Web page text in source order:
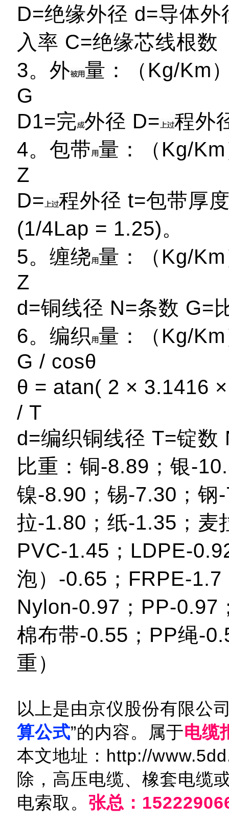
D=绝缘外径 d=导体
入率 C=绝缘芯线根数
3。外
量：（Kg/Km
G
D1=完 外径 D=
程外
4。包带 量：（Kg/
Z
D=
程外径 t=包带厚
(1/4Lap = 1.25)。
5。缠绕 量：（Kg/
Z
d=铜线径 N=条数 G=
6。编织 量：（Kg/
G / cosθ
θ = atan( 2 × 3.1416
/ T
d=编织铜线径 T=锭数
比重：铜-8.89；银-
镍-8.90；锡-7.30；钢
拉-1.80；纸-1.35；麦
PVC-1.45；LDPE-
泡）-0.65；FRPE-
Nylon-0.97；PP-0.97
棉布带-0.55；PP绳-
重）
以上是由京仪股份有限公
算公式”的内容。属于电缆
本文地址：http://
除，高压电缆、橡套电缆
电索取。 张总：